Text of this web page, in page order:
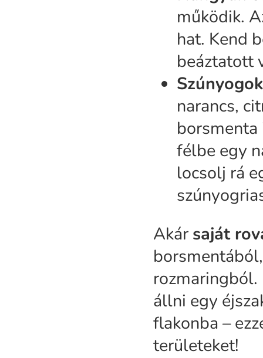
működik.
hat. Kend
beáztatott
narancs,
félbe egy
locsolj rá
Akár saját
állni egy
flakonba –
területeket!